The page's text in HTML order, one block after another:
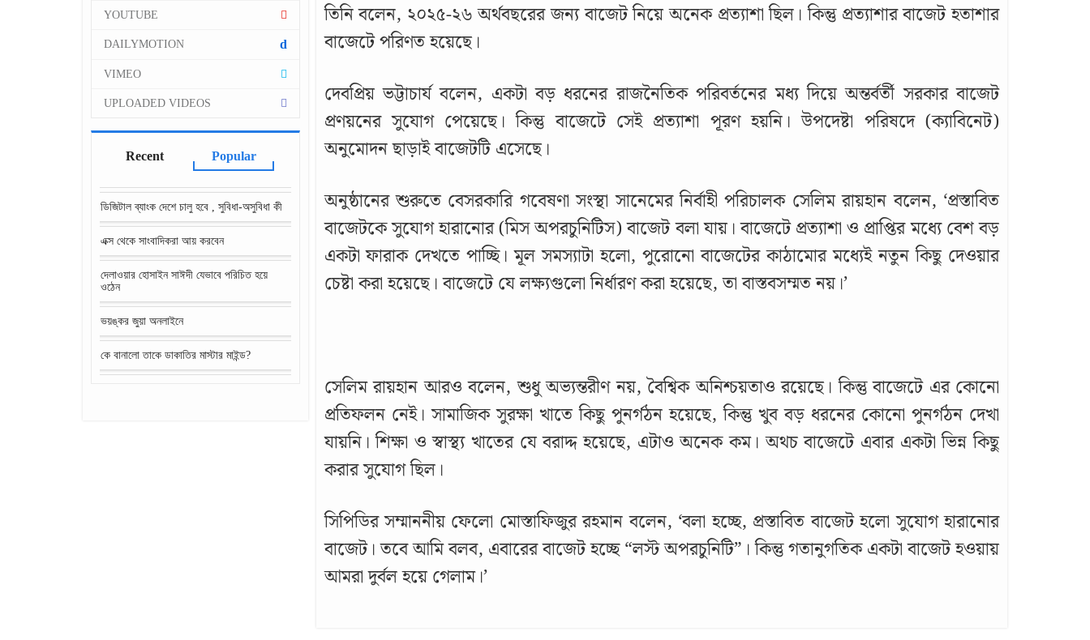
YOUTUBE
DAILYMOTION d
VIMEO
UPLOADED VIDEOS
Recent Popular
ডিজিটাল ব্যাংক দেশে চালু হবে , সুবিধা-অসুবিধা কী
এক্স থেকে সাংবাদিকরা আয় করবেন
দেলাওয়ার হোসাইন সাঈদী যেভাবে পরিচিত হয়ে
ওঠেন
ভয়ঙ্কর জুয়া অনলাইনে
কে বানালো তাকে ডাকাতির মাস্টার মাইন্ড?
তিনি বলেন, ২০২৫-২৬ অর্থবছরের জন্য বাজেট নিয়ে অনেক প্রত্যাশা ছিল। কিন্তু প্রত্যাশার বাজেট হতাশার
বাজেটে পরিণত হয়েছে।
দেবপ্রিয় ভট্টাচার্য বলেন, একটা বড় ধরনের রাজনৈতিক পরিবর্তনের মধ্য দিয়ে অন্তর্বর্তী সরকার বাজেট
প্রণয়নের সুযোগ পেয়েছে। কিন্তু বাজেটে সেই প্রত্যাশা পূরণ হয়নি। উপদেষ্টা পরিষদে (ক্যাবিনেট)
অনুমোদন ছাড়াই বাজেটটি এসেছে।
অনুষ্ঠানের শুরুতে বেসরকারি গবেষণা সংস্থা সানেমের নির্বাহী পরিচালক সেলিম রায়হান বলেন, ‘প্রস্তাবিত
বাজেটকে সুযোগ হারানোর (মিস অপরচুনিটিস) বাজেট বলা যায়। বাজেটে প্রত্যাশা ও প্রাপ্তির মধ্যে বেশ বড়
একটা ফারাক দেখতে পাচ্ছি। মূল সমস্যাটা হলো, পুরোনো বাজেটের কাঠামোর মধ্যেই নতুন কিছু দেওয়ার
চেষ্টা করা হয়েছে। বাজেটে যে লক্ষ্যগুলো নির্ধারণ করা হয়েছে, তা বাস্তবসম্মত নয়।’
সেলিম রায়হান আরও বলেন, শুধু অভ্যন্তরীণ নয়, বৈশ্বিক অনিশ্চয়তাও রয়েছে। কিন্তু বাজেটে এর কোনো
প্রতিফলন নেই। সামাজিক সুরক্ষা খাতে কিছু পুনর্গঠন হয়েছে, কিন্তু খুব বড় ধরনের কোনো পুনর্গঠন দেখা
যায়নি। শিক্ষা ও স্বাস্থ্য খাতের যে বরাদ্দ হয়েছে, এটাও অনেক কম। অথচ বাজেটে এবার একটা ভিন্ন কিছু
করার সুযোগ ছিল।
সিপিডির সম্মাননীয় ফেলো মোস্তাফিজুর রহমান বলেন, ‘বলা হচ্ছে, প্রস্তাবিত বাজেট হলো সুযোগ হারানোর
বাজেট। তবে আমি বলব, এবারের বাজেট হচ্ছে “লস্ট অপরচুনিটি”। কিন্তু গতানুগতিক একটা বাজেট হওয়ায়
আমরা দুর্বল হয়ে গেলাম।’